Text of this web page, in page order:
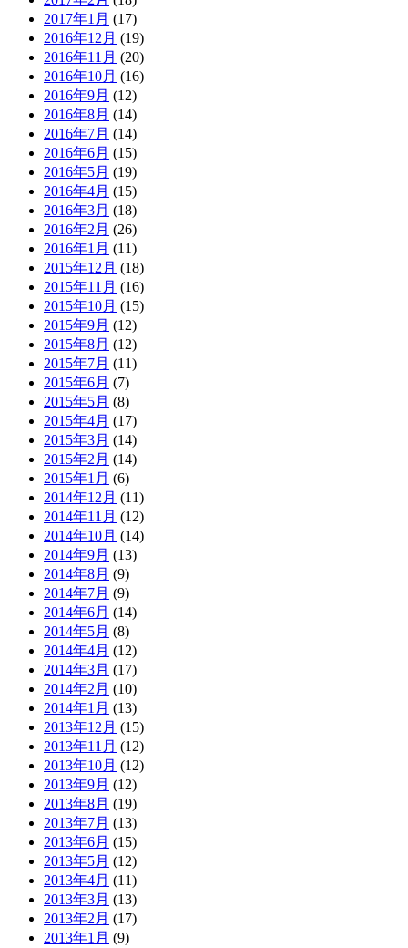
2017年1月 (17)
2016年12月 (19)
2016年11月 (20)
2016年10月 (16)
2016年9月 (12)
2016年8月 (14)
2016年7月 (14)
2016年6月 (15)
2016年5月 (19)
2016年4月 (15)
2016年3月 (18)
2016年2月 (26)
2016年1月 (11)
2015年12月 (18)
2015年11月 (16)
2015年10月 (15)
2015年9月 (12)
2015年8月 (12)
2015年7月 (11)
2015年6月 (7)
2015年5月 (8)
2015年4月 (17)
2015年3月 (14)
2015年2月 (14)
2015年1月 (6)
2014年12月 (11)
2014年11月 (12)
2014年10月 (14)
2014年9月 (13)
2014年8月 (9)
2014年7月 (9)
2014年6月 (14)
2014年5月 (8)
2014年4月 (12)
2014年3月 (17)
2014年2月 (10)
2014年1月 (13)
2013年12月 (15)
2013年11月 (12)
2013年10月 (12)
2013年9月 (12)
2013年8月 (19)
2013年7月 (13)
2013年6月 (15)
2013年5月 (12)
2013年4月 (11)
2013年3月 (13)
2013年2月 (17)
2013年1月 (9)